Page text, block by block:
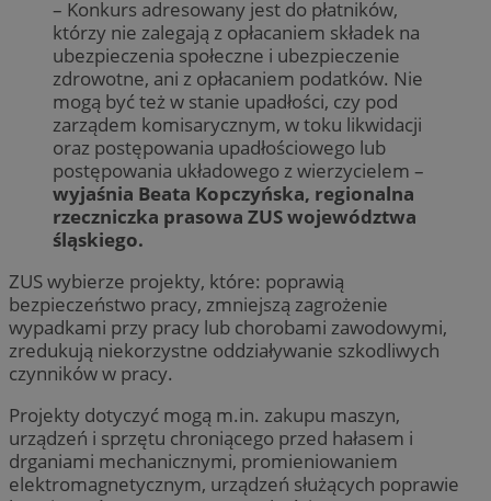
– Konkurs adresowany jest do płatników,
którzy nie zalegają z opłacaniem składek na
ubezpieczenia społeczne i ubezpieczenie
zdrowotne, ani z opłacaniem podatków. Nie
mogą być też w stanie upadłości, czy pod
zarządem komisarycznym, w toku likwidacji
oraz postępowania upadłościowego lub
postępowania układowego z wierzycielem –
wyjaśnia Beata Kopczyńska, regionalna
rzeczniczka prasowa ZUS województwa
śląskiego.
ZUS wybierze projekty, które: poprawią
bezpieczeństwo pracy, zmniejszą zagrożenie
wypadkami przy pracy lub chorobami zawodowymi,
zredukują niekorzystne oddziaływanie szkodliwych
czynników w pracy.
Projekty dotyczyć mogą m.in. zakupu maszyn,
urządzeń i sprzętu chroniącego przed hałasem i
drganiami mechanicznymi, promieniowaniem
elektromagnetycznym, urządzeń służących poprawie